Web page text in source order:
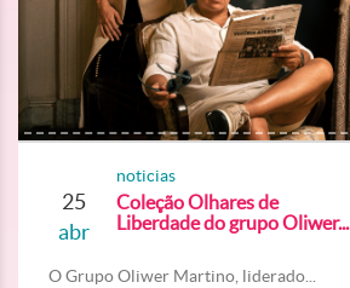
25
abr
noticias
Coleção Olhares de
Liberdade do grupo Oliwer...
O Grupo Oliwer Martino, liderado...